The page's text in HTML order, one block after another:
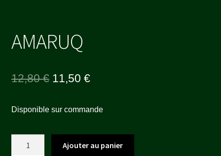
AMARUQ
12,80€ Le
initial
était :
12,80 €.
11,50 €Le
actuel
est :
11,50 €.
Disponible sur commande
Ajouter au panier